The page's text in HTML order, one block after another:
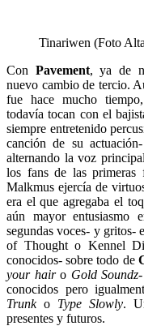
Tinariwen (Foto
Con Pavement, ya de
nuevo cambio de tercio.
fue hace mucho
todavía tocan con el
siempre entretenido
canción de su
alternando la voz
los fans de las primeras
Malkmus ejercía de
era el que agregaba el
aún mayor entusiasmo
segundas voces- y gritos-
of Thought o Kennel
conocidos- sobre todo de
your hairo Gold Soundz-
conocidos pero
Trunko Type Slowly.
presentes y futuros.